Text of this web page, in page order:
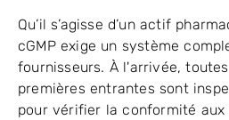
Qu’il s’agisse d’un actif
cGMP exige un système
fournisseurs. À l'arrivée,
premières entrantes sont
pour vérifier la conformité aux